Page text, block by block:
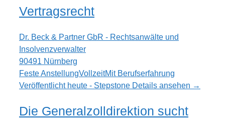
Vertragsrecht
Dr. Beck & Partner GbR - Rechtsanwälte und
Insolvenzverwalter
90491 Nürnberg
Feste AnstellungVollzeitMit Berufserfahrung
Veröffentlicht heute - Stepstone Details ansehen →
Die Generalzolldirektion sucht